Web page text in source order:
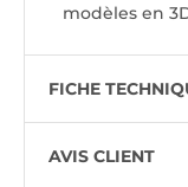
modèles en
FICHE
AVIS CLIENT